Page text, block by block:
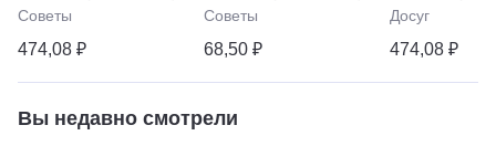
Советы
474,08 ₽
Советы
68,50 ₽
жизни
Досуг
474,08 ₽
Вы недавно смотрели